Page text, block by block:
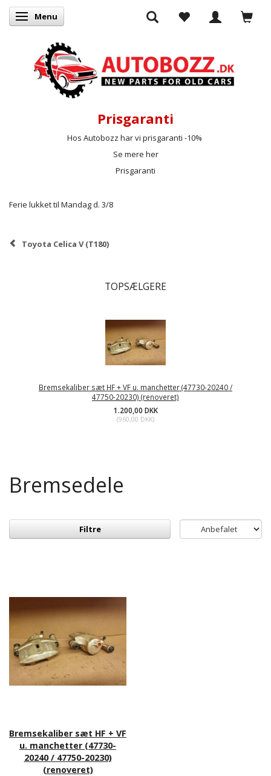
Skifte navigation
Menu
Prisgaranti
Hos Autobozz har vi prisgaranti -10%
Se mere her
Prisgaranti
Ferie lukket til Mandag d. 3/8
Toyota Celica V (T180)
TOPSÆLGERE
Bremsekaliber sæt HF + VF u. manchetter (47730-20240 /
47750-20230) (renoveret)
1.200,00 DKK
(960,00 DKK)
Bremsedele
Filtre
Bremsekaliber sæt HF + VF
u. manchetter (47730-
20240 / 47750-20230)
(renoveret)